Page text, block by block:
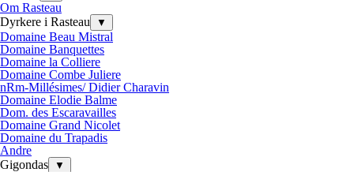
Om Rasteau
Dyrkere i Rasteau
▼
Domaine Beau Mistral
Domaine Banquettes
Domaine la Colliere
Domaine Combe Juliere
nRm-Millésimes/ Didier Charavin
Domaine Elodie Balme
Dom. des Escaravailles
Domaine Grand Nicolet
Domaine du Trapadis
Andre
Gigondas
▼